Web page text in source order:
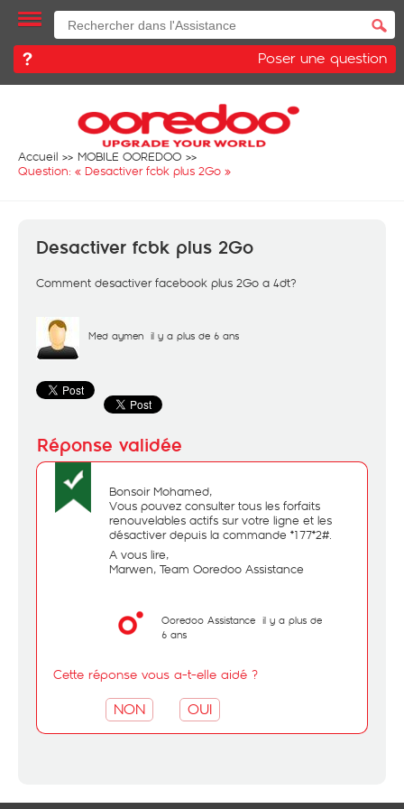
Poser une question
Accueil
MOBILE OOREDOO
Question: « Desactiver fcbk plus 2Go »
Desactiver fcbk plus 2Go
Comment desactiver facebook plus 2Go a 4dt?
Med aymen il y a plus de 6 ans
Bonsoir Mohamed,
Vous pouvez consulter tous les forfaits
renouvelables actifs sur votre ligne et les
désactiver depuis la commande *177*2#.
A vous lire,
Marwen, Team Ooredoo Assistance
Ooredoo Assistance il y a plus de
6 ans
Cette réponse vous a-t-elle aidé ?
NON OUI